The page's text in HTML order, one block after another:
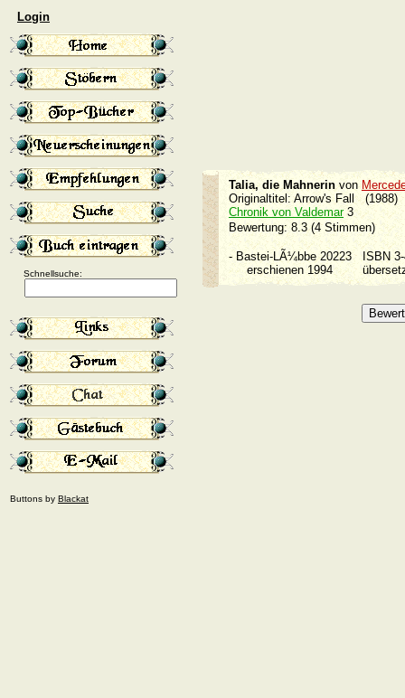
Login
Schnellsuche:
Buttons by Blackat
Talia, die Mahnerinvon
Originaltitel: Arrow's Fall (1988)
Chronik von Valdemar3
Bewertung: 8.3 (4 Stimmen)
- Bastei-LÃ¼bbe 20223 ISBN
erschienen 1994